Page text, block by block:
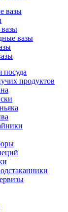
вазы
вазы
посуда
продуктов